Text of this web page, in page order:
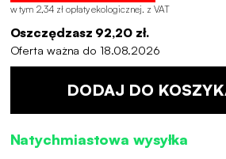
w tym 2,34 zł opłaty ekologicznej. z VAT
Oszczędzasz 92,20 zł.
Oferta ważna do 18.08.2026
DODAJ DO
Natychmiastowa wysyłka